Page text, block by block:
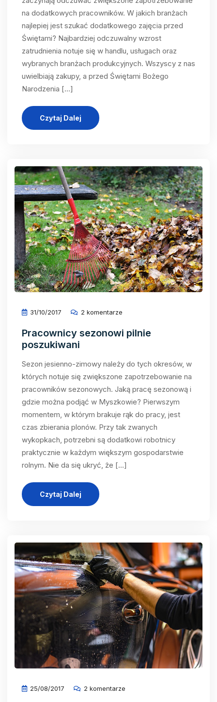
na dodatkowych pracowników. W jakich branżach
najlepiej jest szukać dodatkowego zajęcia przed
Świętami? Najbardziej odczuwalny wzrost
zatrudnienia notuje się w handlu, usługach oraz
wybranych branżach produkcyjnych. Wszyscy z nas
uwielbiają zakupy, a przed Świętami Bożego
Narodzenia […]
Czytaj Dalej
31/10/2017 2 komentarze
Pracownicy sezonowi pilnie
poszukiwani
Sezon jesienno-zimowy należy do tych okresów, w
których notuje się zwiększone zapotrzebowanie na
pracowników sezonowych. Jaką pracę sezonową i
gdzie można podjąć w Myszkowie? Pierwszym
momentem, w którym brakuje rąk do pracy, jest
czas zbierania plonów. Przy tak zwanych
wykopkach, potrzebni są dodatkowi robotnicy
praktycznie w każdym większym gospodarstwie
rolnym. Nie da się ukryć, że […]
Czytaj Dalej
25/08/2017 2 komentarze